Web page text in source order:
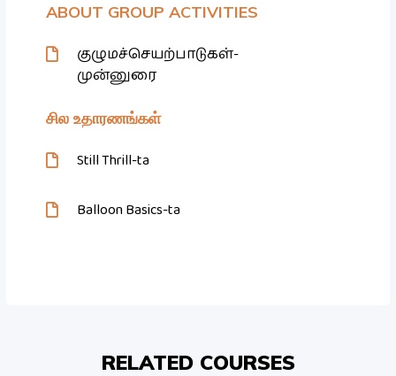
ABOUT GROUP ACTIVITIES
குழுமச்செயற்பாடுகள்-
முன்னுரை
சில உதாரணங்கள்
Still Thrill-ta
Balloon Basics-ta
RELATED COURSES